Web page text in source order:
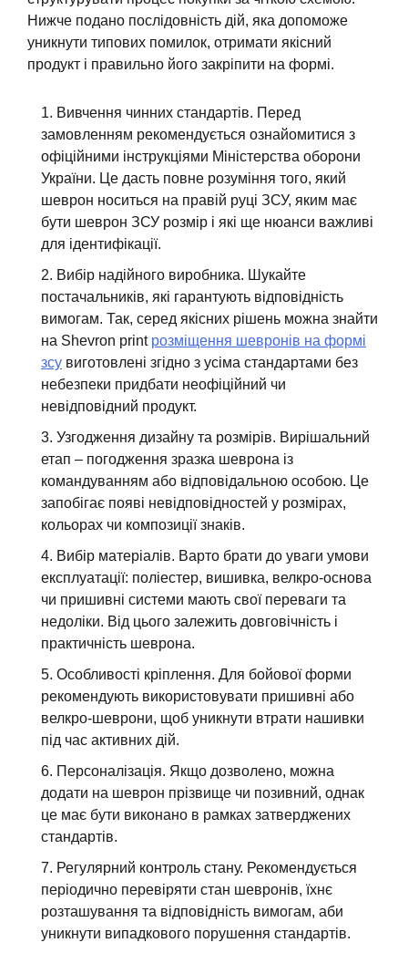
Нижче подано послідовність дій, яка допоможе
уникнути типових помилок, отримати якісний
продукт і правильно його закріпити на формі.
Вивчення чинних стандартів. Перед
замовленням рекомендується ознайомитися з
офіційними інструкціями Міністерства оборони
України. Це дасть повне розуміння того, який
шеврон носиться на правій руці ЗСУ, яким має
бути шеврон ЗСУ розмір і які ще нюанси важливі
для ідентифікації.
Вибір надійного виробника. Шукайте
постачальників, які гарантують відповідність
вимогам. Так, серед якісних рішень можна знайти
на Shevron print розміщення шевронів на формі
зсу виготовлені згідно з усіма стандартами без
небезпеки придбати неофіційний чи
невідповідний продукт.
Узгодження дизайну та розмірів. Вирішальний
етап – погодження зразка шеврона із
командуванням або відповідальною особою. Це
запобігає появі невідповідностей у розмірах,
кольорах чи композиції знаків.
Вибір матеріалів. Варто брати до уваги умови
експлуатації: поліестер, вишивка, велкро-основа
чи пришивні системи мають свої переваги та
недоліки. Від цього залежить довговічність і
практичність шеврона.
Особливості кріплення. Для бойової форми
рекомендують використовувати пришивні або
велкро-шеврони, щоб уникнути втрати нашивки
під час активних дій.
Персоналізація. Якщо дозволено, можна
додати на шеврон прізвище чи позивний, однак
це має бути виконано в рамках затверджених
стандартів.
Регулярний контроль стану. Рекомендується
періодично перевіряти стан шевронів, їхнє
розташування та відповідність вимогам, аби
уникнути випадкового порушення стандартів.